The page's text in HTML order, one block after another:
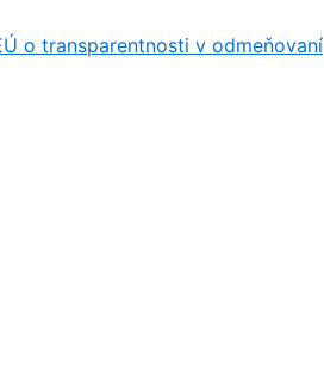
o transparentnosti v odmeňovaní